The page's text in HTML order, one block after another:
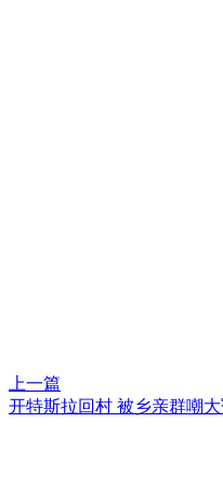
上一篇
开特斯拉回村 被乡亲群嘲